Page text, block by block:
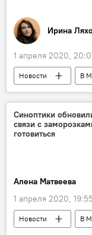
Ирина
1 апреля 2020,
Новости В
Приднестровье
ограничения
Коронавирус
Синоптики
связи с
готовиться
Алена Матвеева
1 апреля 2020, 19:55
Новости В